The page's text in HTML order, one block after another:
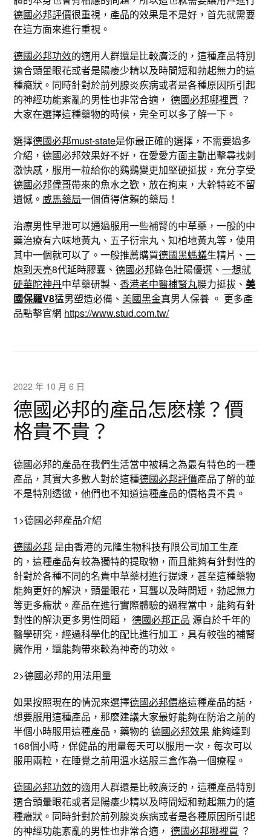
德國必邦評價很重視，產品的效果是不是好，首先就需要
在這方面來進行重視。
德國必邦功效的適用人群還是比較廣泛的，這種產品特別
適合頭暈眼花或者是陽痿少精以及時間短和勃起無力的這
種癥狀。同時針對於前列腺炎疾病或者是各種原因所引起
的神經功能紊亂的男性也非常合適，德國必邦哪裡買 ？
大家在選擇這種藥物的時候，完全可以多了解一下。
選擇德國必邦must-state是你最正確的選擇，不需要過多
介紹，德國必邦效果好不好，在愛愛方面主動出擊尋找刺
激快感，服用一粒給你的鷄鷄變更加堅硬挺拔，充分享受
德國必邦偉哥帶來的魚水之歡，放在拘束，大幹特乾不留
遺憾。 威馬藥局一個值得信賴的藥局！
治療男性早泄可以通過服用一些補腎的中草藥，一般的中
藥治療有六味地黃丸、五子衍宗丸、知柏地黃丸等，使用
其中一個就可以了。一般推薦購買德國黑螞蟻生精片、一
炮到天亮8代延時膠囊、德國必邦綠色壯陽優選、一想就
硬華陀神丹中草藥研製、香港老中醫補腎丸腰力挺拔、美
國保羅V8猛男塑造必備、美國黑金真男人保養 。 更多產
品點擊官網 https://www.stud.com.tw/
2022 年 10 月 6 日
德國必邦的產品怎麽樣？價
格貴不貴？
德國必邦的產品在我們生活當中被稱之為最有特色的一種
產品，其實大多數人對於這種德國必邦評價產品了解的並
不是特別透徹，他們也不知道這種產品的價格貴不貴。
1>德國必邦產品介紹
德國必邦 是由香港的元隆生物科技有限公司加工生產
的，這種產品有較為獨特的提取物，而且能夠有針對性的
針對於各種不同的名貴中草藥材進行提煉，甚至這種藥物
能夠更好的解決，頭暈眼花，耳聾以及時間短，勃起無力
等更多癥狀。產品在進行實際體驗的過程當中，能夠有針
對性的解決更多男性問題，德國必邦正品 源自於千年的
醫學研究，經過科學化的配比進行加工，具有較強的補腎
臟作用，還能夠帶來較為神奇的功效。
2>德國必邦的用法用量
如果按照現在的情況來選擇德國必邦價格這種產品的話，
想要服用這種產品，那麽建議大家最好能夠在防治之前的
半個小時服用這種產品，藥物的德國必邦效果 能夠達到
168個小時，保健品的用量每天可以服用一次，每次可以
服用兩粒，在睡覺之前用溫水送服三盒作為一個療程。
德國必邦功效的適用人群還是比較廣泛的，這種產品特別
適合頭暈眼花或者是陽痿少精以及時間短和勃起無力的這
種癥狀。同時針對於前列腺炎疾病或者是各種原因所引起
的神經功能紊亂的男性也非常合適，德國必邦哪裡買 ？